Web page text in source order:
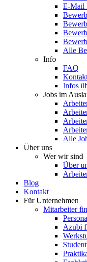
E-Mail
Alle
Info
FAQ
Infos
Jobs im
Alle
Über uns
Wer wir sind
Über
Blog
Kontakt
Für Unternehmen
Mitarbeiter
Azubi